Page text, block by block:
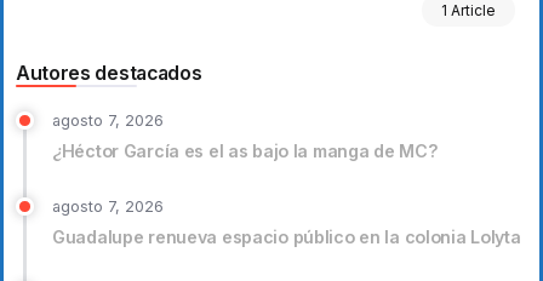
1 Article
Autores destacados
agosto 7, 2026
¿Héctor García es el as bajo la manga de MC?
agosto 7, 2026
Guadalupe renueva espacio público en la colonia Lolyta